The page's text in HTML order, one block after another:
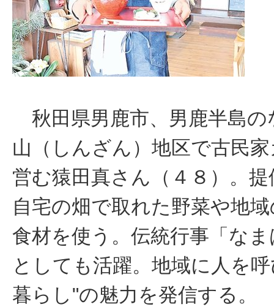
秋田県男鹿市、男鹿半島
山（しんざん）地区で古民
営む猿田真さん（４８）。
自宅の畑で取れた野菜や地
食材を使う。伝統行事「な
としても活躍。地域に人を
暮らし"の魅力を発信する。